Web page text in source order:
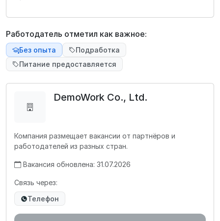
Работодатель отметил как важное:
Без опыта
Подработка
Питание предоставляется
DemoWork Co., Ltd.
Компания размещает вакансии от партнёров и
работодателей из разных стран.
Вакансия обновлена: 31.07.2026
Связь через:
Телефон